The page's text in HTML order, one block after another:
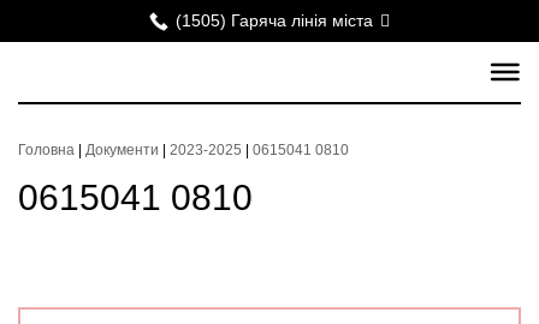
(1505) Гаряча лінія міста
Головна Документи 2023-2025 0615041 0810
0615041 0810